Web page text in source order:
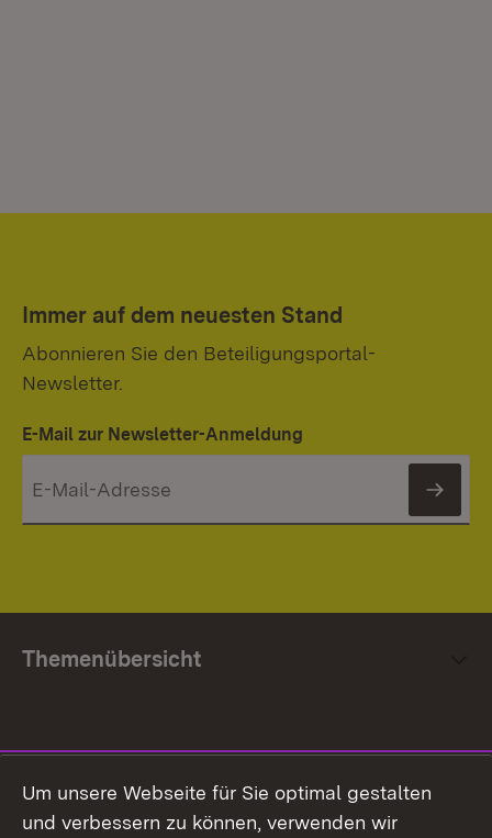
Immer auf dem neuesten Stand
Abonnieren Sie den Beteiligungsportal-
Newsletter.
E-Mail zur Newsletter-Anmeldung
Themenübersicht
Facebook
Um unsere Webseite für Sie optimal gestalten
und verbessern zu können, verwenden wir